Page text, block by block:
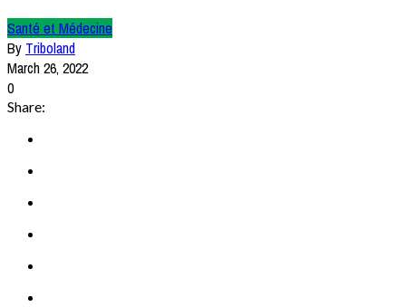
Santé et Médecine
By Triboland
March 26, 2022
0
Share: